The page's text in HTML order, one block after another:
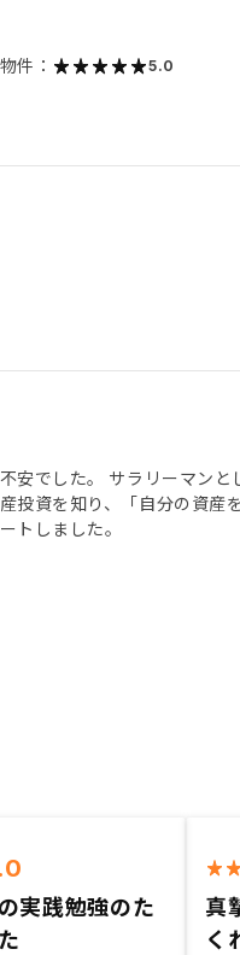
物件： 5.0
安でした。 サラリーマン
投資を知り、「自分の資産
トしました。
実践勉強のた
真
く